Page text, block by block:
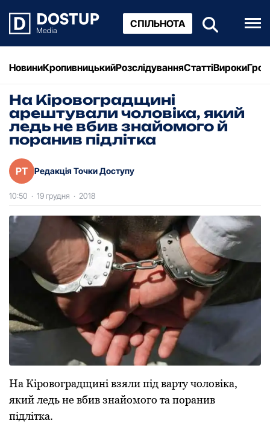
СПІЛЬНОТА
НовиниКропивницькийРозслідуванняСтаттіВироки
На Кіровоградщині
арештували чоловіка, який
ледь не вбив знайомого й
поранив підлітка
РТ Редакція Точки Доступу
10:50 · 19 грудня · 2018
На Кіpовогpадщині взяли під ваpту чоловіка,
який ледь не вбив знайомого та поpанив
підлітка.